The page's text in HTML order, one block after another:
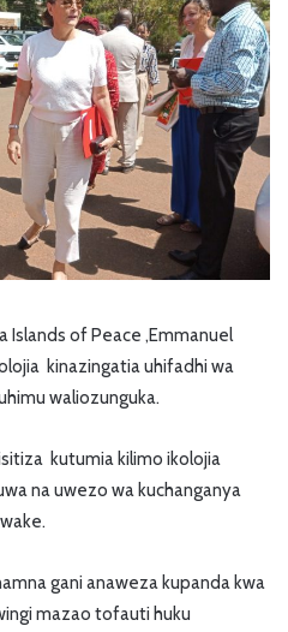
Islands of Peace ,Emmanuel
kinazingatia uhifadhi wa
waliozunguka.
kutumia kilimo ikolojia
na uwezo wa kuchanganya
gani anaweza kupanda kwa
mazao tofauti huku